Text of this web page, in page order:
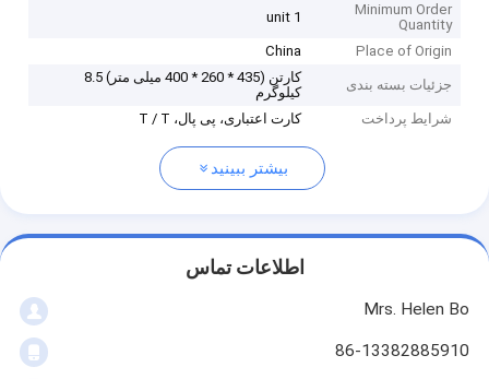
Minimum Order
Quantity
1 unit
Place of Origin
China
جزئیات بسته بندی
کارتن (435 * 260 * 400 میلی متر) 8.5
کیلوگرم
شرایط پرداخت
کارت اعتباری، پی پال، T / T
بیشتر ببینید
اطلاعات تماس
Mrs. Helen Bo
86-13382885910